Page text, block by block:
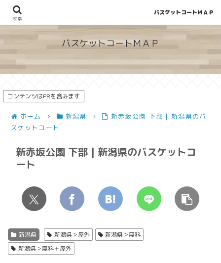
地図から探せる！穴場が見つかるバスケットコート情報
バスケットコートＭＡＰ
コンテンツはPRを含みます
ホーム 新潟県
新赤坂公園 下部 | 新潟県のバ
スケットコート
新赤坂公園 下部 | 新潟県のバスケットコ
ート
新潟県 新潟県＞屋外
新潟県＞無料
新潟県＞無料＋屋外
検索
バスケットコートＭＡＰ